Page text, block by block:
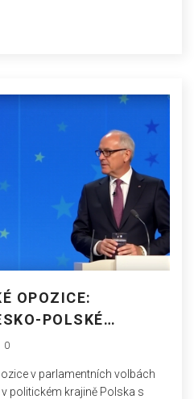
přidává k jeho nedávným
OPOZICE:
POLSKÉ
BEZPEČNOST
0
v parlamentních volbách
politickém krajině Polska s